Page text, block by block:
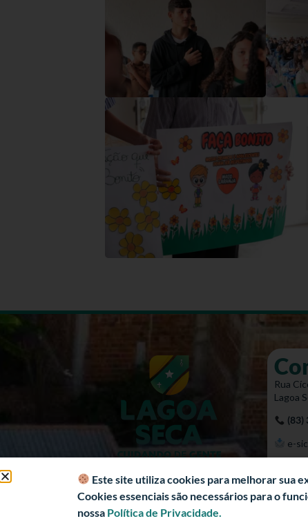
Rua
Lagoa
(83)
e-
Este site utiliza cookies para melhorar sua
Cookies essenciais são necessários para o
nossa Política de Privacidade.